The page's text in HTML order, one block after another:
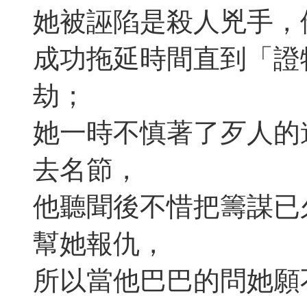
她被誣陷是殺人兇手
成功拖延時間直到「
劫；
她一時不慎著了歹人
去名節，
他聽聞後不惜把籌謀
幫她報仇，
所以當他巴巴的問她